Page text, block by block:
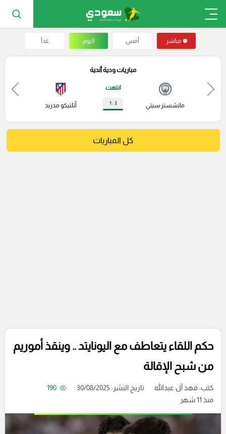
مباشر أمس اليوم غداً
مباريات ودية أندية
مانشستر سيتي
انتهت
3 : 1 أتلتيكو مدريد
كل المباريات
حكم اللقاء يتعاطف مع اليونايتد .. وينقذ أموريم
من شبح الإقالة
كتب: فهد آل عبدالله تاريخ النشر: 30/08/2025
190
منذ 11 شهر